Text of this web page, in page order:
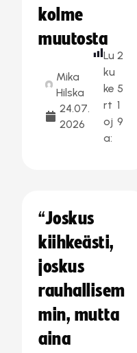
kolme
muutosta
Mika
Hilska
24.07.
2026
Lu
ku
ke
rt
oj
a:
2
5
1
9
“Joskus
kiihkeästi,
joskus
rauhallisem
min, mutta
aina